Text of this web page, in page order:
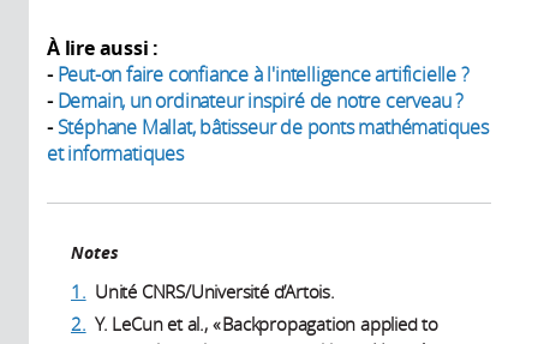
À lire aussi :
-Peut-on faire confiance à l'intelligence artificielle ?
-Demain, un ordinateur inspiré de notre cerveau ?
-Stéphane Mallat, bâtisseur de ponts mathématiques
et informatiques
Notes
1. Unité CNRS/Université d’Artois.
2. Y. LeCun et al., « Backpropagation applied to